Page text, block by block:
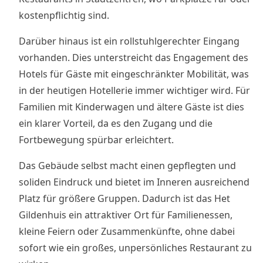
kostenpflichtig sind.
Darüber hinaus ist ein rollstuhlgerechter Eingang
vorhanden. Dies unterstreicht das Engagement des
Hotels für Gäste mit eingeschränkter Mobilität, was
in der heutigen Hotellerie immer wichtiger wird. Für
Familien mit Kinderwagen und ältere Gäste ist dies
ein klarer Vorteil, da es den Zugang und die
Fortbewegung spürbar erleichtert.
Das Gebäude selbst macht einen gepflegten und
soliden Eindruck und bietet im Inneren ausreichend
Platz für größere Gruppen. Dadurch ist das Het
Gildenhuis ein attraktiver Ort für Familienessen,
kleine Feiern oder Zusammenkünfte, ohne dabei
sofort wie ein großes, unpersönliches Restaurant zu